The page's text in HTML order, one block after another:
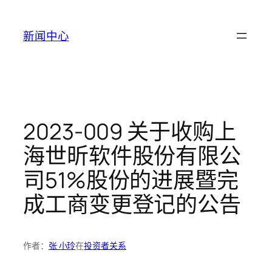
新闻中心
2023-009 关于收购上
海世昕软件股份有限公
司51%股份的进展暨完
成工商变更登记的公告
作者： 张 小玲在投资者关系